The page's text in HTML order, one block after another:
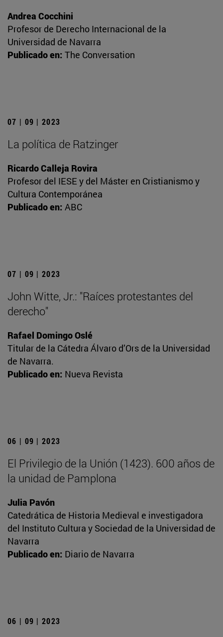
Andrea Cocchini
Profesor de Derecho Internacional de la
Universidad de Navarra
Publicado en: The Conversation
07 | 09 | 2023
La política de Ratzinger
Ricardo Calleja Rovira
Profesor del IESE y del Máster en Cristianismo y
Cultura Contemporánea
Publicado en: ABC
07 | 09 | 2023
John Witte, Jr.: "Raíces protestantes del
derecho"
Rafael Domingo Oslé
Titular de la Cátedra Álvaro d’Ors de la Universidad
de Navarra.
Publicado en: Nueva Revista
06 | 09 | 2023
El Privilegio de la Unión (1423). 600 años de
la unidad de Pamplona
Julia Pavón
Catedrática de Historia Medieval e investigadora
del Instituto Cultura y Sociedad de la Universidad de
Navarra
Publicado en: Diario de Navarra
06 | 09 | 2023